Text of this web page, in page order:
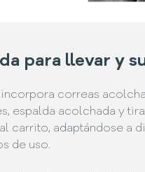
para llevar y
incorpora correas
espalda acolchada y
carrito, adaptándose a
de uso.